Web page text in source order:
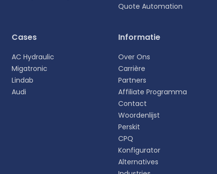
Selecteer uw taal
persoonlijke ervaring.
Quote Automation
Cases
AC Hydraulic
Migatronic
Lindab
Audi
Informatie
Over Ons
Carrière
Partners
Affiliate Programma
Contact
Woordenlijst
Perskit
CPQ
Konfigurator
Alternatives